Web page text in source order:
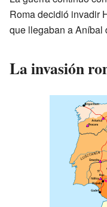
Roma decidió invadir
que llegaban a Aníbal
La invasión